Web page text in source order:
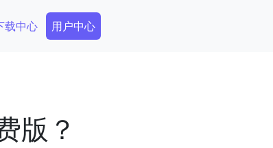
载中心 Secondary Menu
用户中心
版？